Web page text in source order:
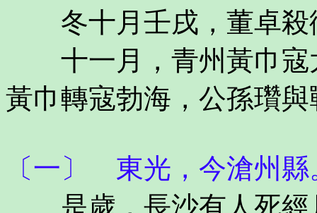
冬十月壬戌，董卓殺
十一月，青州黃巾寇
黃巾轉寇勃海，公孫瓚
〔一〕 東光，今滄州縣
是歲，長沙有人死經